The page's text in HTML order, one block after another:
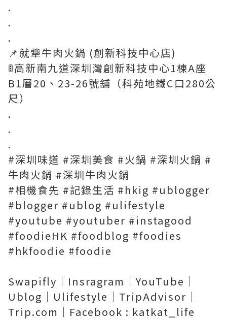
.
.
.
📌就犟牛肉火鍋 (創新科技中心店)
🚦高新南九道深圳灣創新科技中心1棟A座
B1層20、23-26號舖（科苑地鐵C口280公
尺）
.
.
.
#深圳味道 #深圳美食 #火鍋 #深圳火鍋 #
牛肉火鍋 #深圳牛肉火鍋
#相機食先 #記錄生活 #hkig #ublogger
#blogger #ublog #ulifestyle
#youtube #youtuber #instagood
#foodieHK #foodblog #foodies
#hkfoodie #foodie
Swapifly｜Insragram｜YouTube｜
Ublog｜Ulifestyle｜TripAdvisor｜
Trip.com｜Facebook : katkat_life